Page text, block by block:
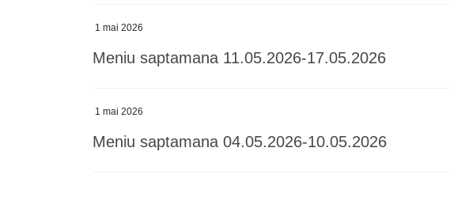
1 mai 2026
Meniu saptamana 11.05.2026-17.05.2026
1 mai 2026
Meniu saptamana 04.05.2026-10.05.2026